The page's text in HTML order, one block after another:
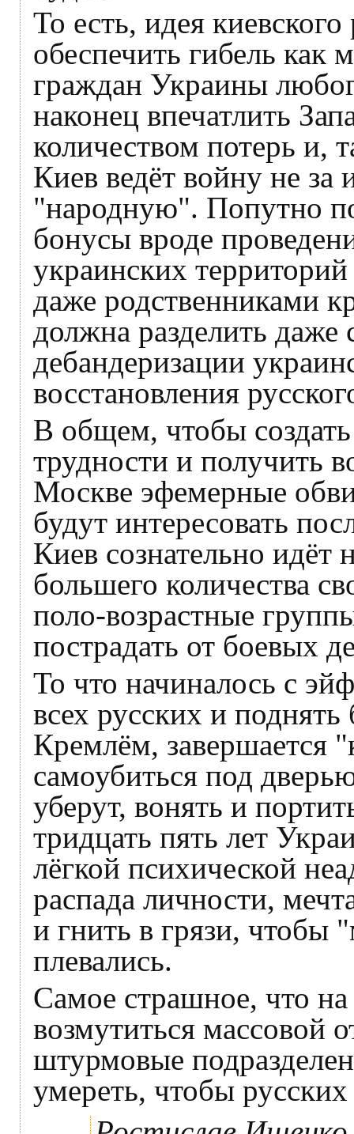
То есть, идея
обеспечить гибель как
граждан Украины
наконец впечатлить
количеством потерь и,
Киев ведёт войну не за
"народную". Попутно
бонусы вроде
украинских
даже родственниками
должна разделить
дебандеризации
восстановления
В общем, чтобы
трудности и получить
Москве эфемерные
будут интересовать
Киев сознательно
большего количества
поло-возрастные
пострадать от боевых
То что начиналось с
всех русских и
Кремлём, завершается
самоубиться под
уберут, вонять и
тридцать пять лет
лёгкой психической
распада личности,
и гнить в грязи, чтобы
плевались.
Самое страшное, что
возмутиться массовой
штурмовые
умереть, чтобы